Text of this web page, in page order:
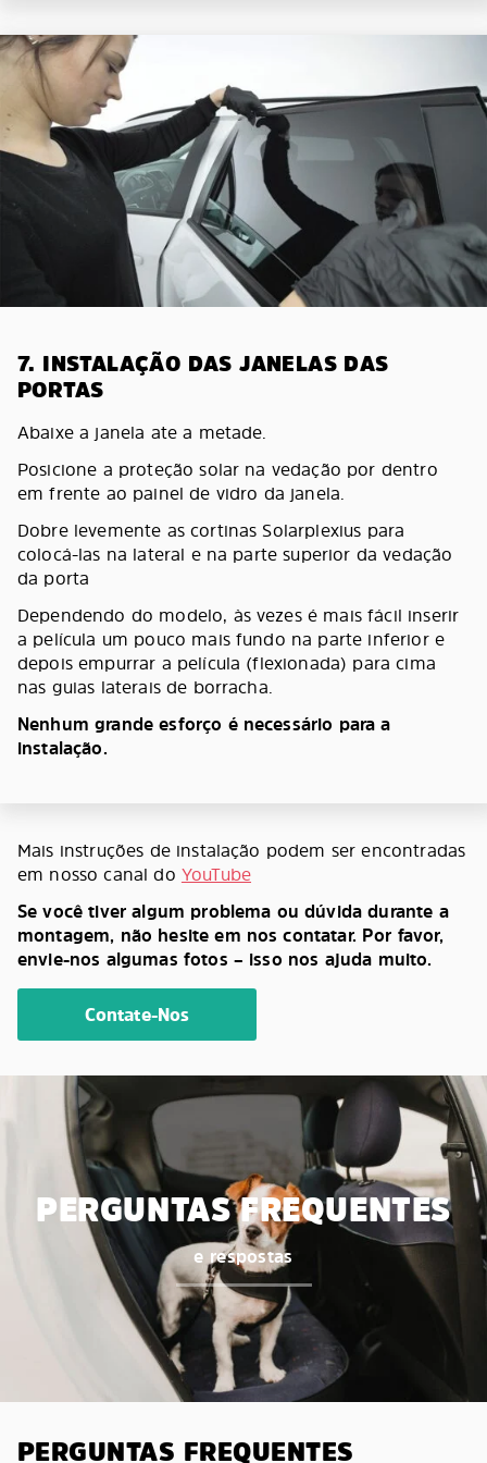
7. INSTALAÇÃO DAS JANELAS DAS
PORTAS
Abaixe a janela ate a metade.
Posicione a proteção solar na vedação por dentro
em frente ao painel de vidro da janela.
Dobre levemente as cortinas Solarplexius para
colocá-las na lateral e na parte superior da vedação
da porta
Dependendo do modelo, às vezes é mais fácil inserir
a película um pouco mais fundo na parte inferior e
depois empurrar a película (flexionada) para cima
nas guias laterais de borracha.
Nenhum grande esforço é necessário para a
instalação.
Mais instruções de instalação podem ser encontradas
em nosso canal do YouTube
Se você tiver algum problema ou dúvida durante a
montagem, não hesite em nos contatar. Por favor,
envie-nos algumas fotos – isso nos ajuda muito.
Contate-Nos
PERGUNTAS FREQUENTES
e respostas
PERGUNTAS FREQUENTES